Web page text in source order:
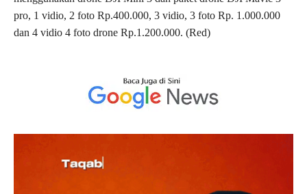
pro, 1 vidio, 2 foto Rp.400.000, 3 vidio, 3 foto Rp. 1.000.000
dan 4 vidio 4 foto drone Rp.1.200.000. (Red)